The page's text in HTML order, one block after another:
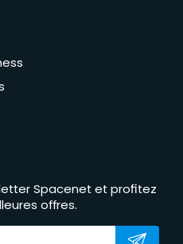
Spacenet et profitez
offres.